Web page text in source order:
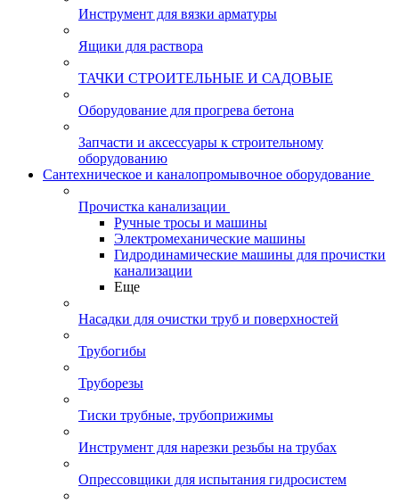
Инструмент для вязки арматуры
Ящики для раствора
ТАЧКИ СТРОИТЕЛЬНЫЕ И САДОВЫЕ
Оборудование для прогрева бетона
Запчасти и аксессуары к строительному
оборудованию
Сантехническое и каналопромывочное оборудование
Прочистка канализации
Ручные тросы и машины
Электромеханические машины
Гидродинамические машины для прочистки
канализации
Еще
Насадки для очистки труб и поверхностей
Трубогибы
Труборезы
Тиски трубные, трубоприжимы
Инструмент для нарезки резьбы на трубах
Опрессовщики для испытания гидросистем